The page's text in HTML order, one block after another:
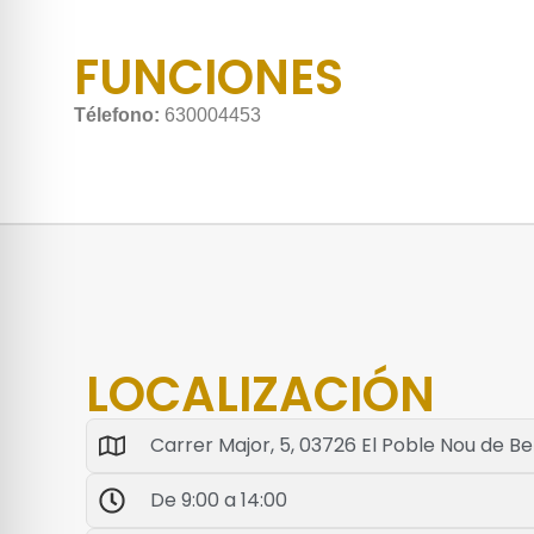
FUNCIONES
Télefono: 630004453
LOCALIZACIÓN
Carrer Major, 5, 03726 El Poble Nou de
De 9:00 a 14:00